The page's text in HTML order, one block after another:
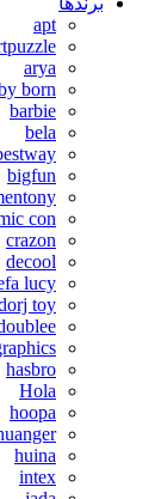
apt
arya
born
barbie
bela
bigfun
con
crazon
decool
lucy
toy
hasbro
Hola
hoopa
huina
intex